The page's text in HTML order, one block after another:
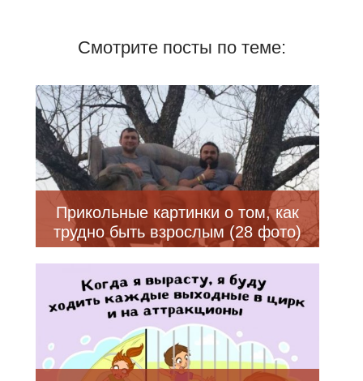
Смотрите посты по теме:
Прикольные картинки о том, как
трудно быть взрослым (28 фото)